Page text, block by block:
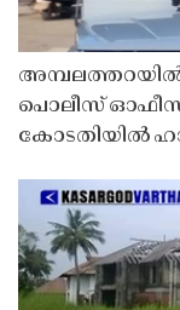
പൊലീസ്
കോടതിയിൽ